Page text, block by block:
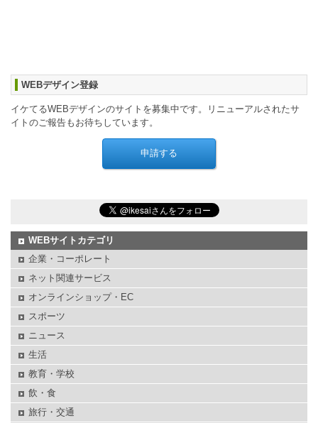
WEBデザイン登録
イケてるWEBデザインのサイトを募集中です。リニューアルされたサ
イトのご報告もお待ちしています。
WEBサイトカテゴリ
企業・コーポレート
ネット関連サービス
オンラインショップ・EC
スポーツ
ニュース
生活
教育・学校
飲・食
旅行・交通